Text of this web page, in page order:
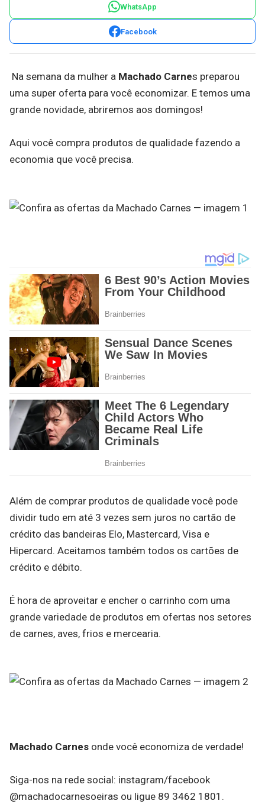
WhatsApp
Facebook
Na semana da mulher a Machado Carnes preparou
uma super oferta para você economizar. E temos uma
grande novidade, abriremos aos domingos!
Aqui você compra produtos de qualidade fazendo a
economia que você precisa.
Além de comprar produtos de qualidade você pode
dividir tudo em até 3 vezes sem juros no cartão de
crédito das bandeiras Elo, Mastercard, Visa e
Hipercard. Aceitamos também todos os cartões de
crédito e débito.
É hora de aproveitar e encher o carrinho com uma
grande variedade de produtos em ofertas nos setores
de carnes, aves, frios e mercearia.
Machado Carnes onde você economiza de verdade!
Siga-nos na rede social: instagram/facebook
@machadocarnesoeiras ou ligue 89 3462 1801.